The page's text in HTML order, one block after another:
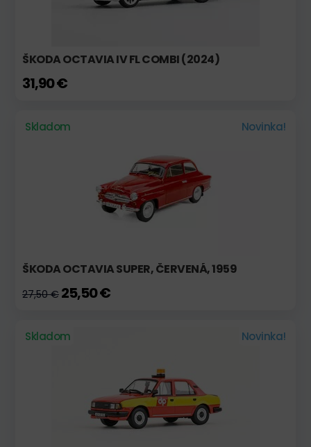
ŠKODA OCTAVIA IV FL COMBI (2024)
31,90 €
Skladom Novinka!
ŠKODA OCTAVIA SUPER, ČERVENÁ, 1959
27,50 € 25,50 €
Skladom Novinka!